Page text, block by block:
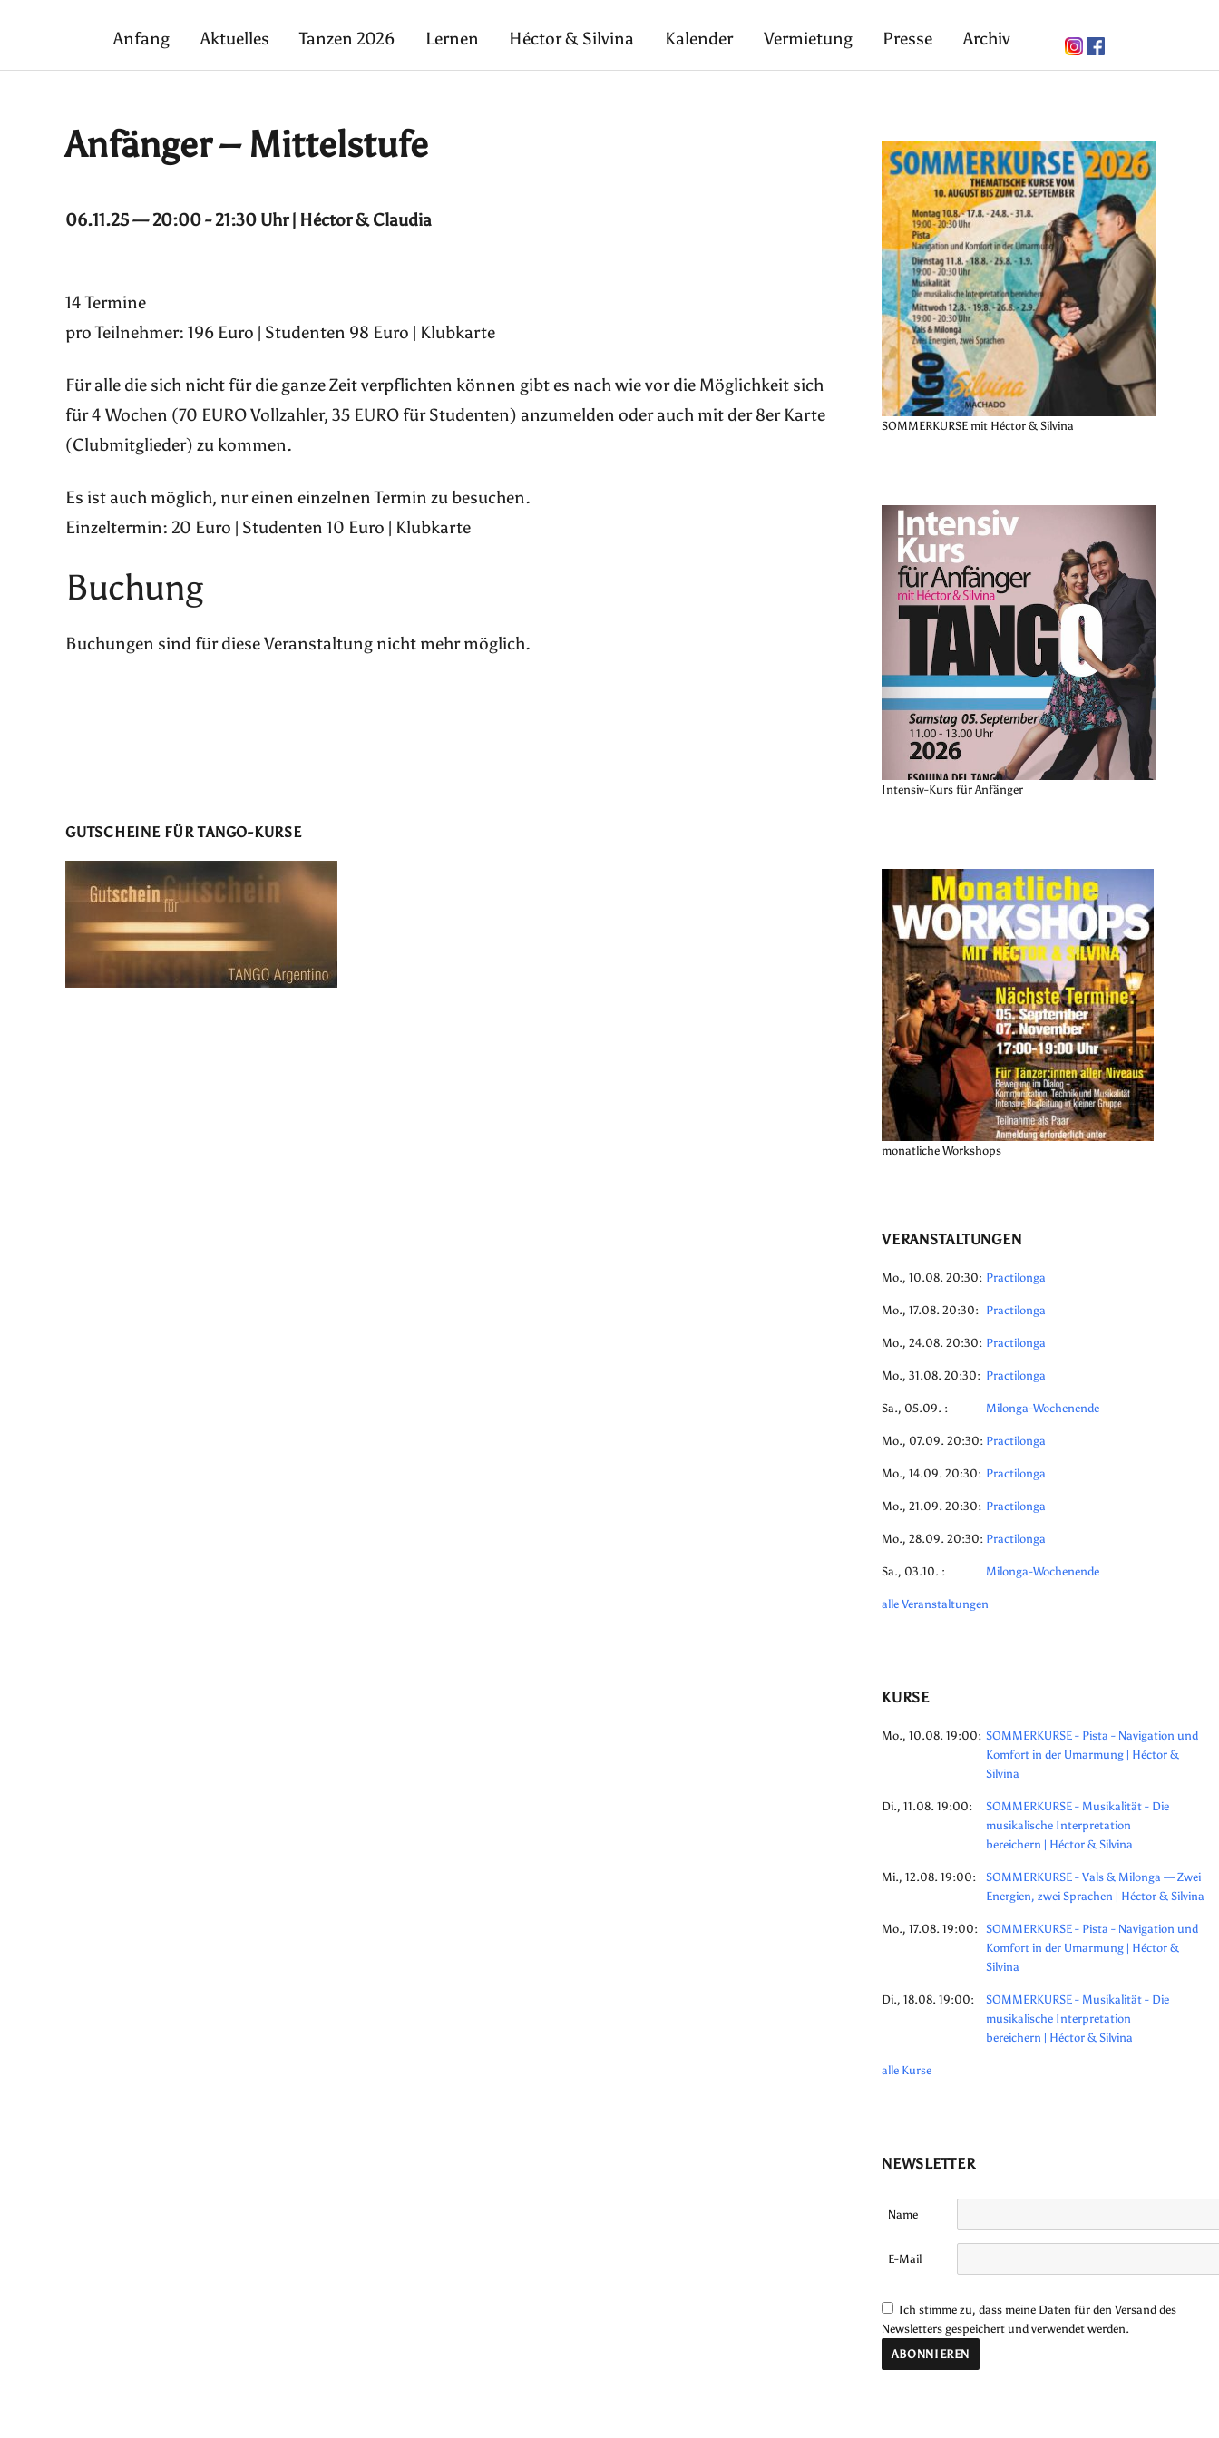
Anfang Aktuelles Tanzen 2026 Lernen Héctor & Silvina Kalender Vermietung Presse Archiv
Anfänger – Mittelstufe
06.11.25 — 20:00 - 21:30 Uhr | Héctor & Claudia
14 Termine
pro Teilnehmer: 196 Euro | Studenten 98 Euro | Klubkarte
Für alle die sich nicht für die ganze Zeit verpflichten können gibt es nach wie vor die Möglichkeit sich
für 4 Wochen (70 EURO Vollzahler, 35 EURO für Studenten) anzumelden oder auch mit der 8er Karte
(Clubmitglieder) zu kommen.
Es ist auch möglich, nur einen einzelnen Termin zu besuchen.
Einzeltermin: 20 Euro | Studenten 10 Euro | Klubkarte
Buchung
Buchungen sind für diese Veranstaltung nicht mehr möglich.
GUTSCHEINE FÜR TANGO-KURSE
SOMMERKURSE mit Héctor & Silvina
Intensiv-Kurs für Anfänger
monatliche Workshops
VERANSTALTUNGEN
Mo., 10.08. 20:30: Practilonga
Mo., 17.08. 20:30: Practilonga
Mo., 24.08. 20:30: Practilonga
Mo., 31.08. 20:30: Practilonga
Sa., 05.09. : Milonga-Wochenende
Mo., 07.09. 20:30: Practilonga
Mo., 14.09. 20:30: Practilonga
Mo., 21.09. 20:30: Practilonga
Mo., 28.09. 20:30: Practilonga
Sa., 03.10. : Milonga-Wochenende
alle Veranstaltungen
KURSE
Mo., 10.08. 19:00: SOMMERKURSE - Pista - Navigation und
Komfort in der Umarmung | Héctor &
Silvina
Di., 11.08. 19:00:
SOMMERKURSE - Musikalität - Die
musikalische Interpretation
bereichern | Héctor & Silvina
Mi., 12.08. 19:00:
SOMMERKURSE - Vals & Milonga — Zwei
Energien, zwei Sprachen | Héctor & Silvina
Mo., 17.08. 19:00: SOMMERKURSE - Pista - Navigation und
Komfort in der Umarmung | Héctor &
Silvina
Di., 18.08. 19:00:
SOMMERKURSE - Musikalität - Die
musikalische Interpretation
bereichern | Héctor & Silvina
alle Kurse
NEWSLETTER
Name
E-Mail
Ich stimme zu, dass meine Daten für den Versand des
Newsletters gespeichert und verwendet werden.